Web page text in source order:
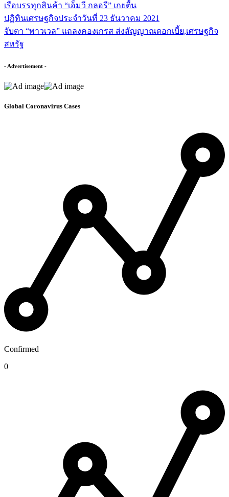
เรือบรรทุกสินค้า “เอ็มวี กลอรี” เกยตื้น
ปฏิทินเศรษฐกิจประจำวันที่ 23 ธันวาคม 2021
จับตา “พาวเวล” แถลงคองเกรส ส่งสัญญาณดอกเบี้ย,เศรษฐกิจ
สหรัฐ
- Advertisement -
Global Coronavirus Cases
Confirmed
0